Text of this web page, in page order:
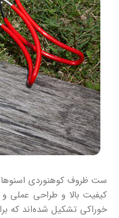
ست ظروف کوهنوردی
کیفیت بالا و طراحی عملی
خوراکی تشکیل شده‌اند که